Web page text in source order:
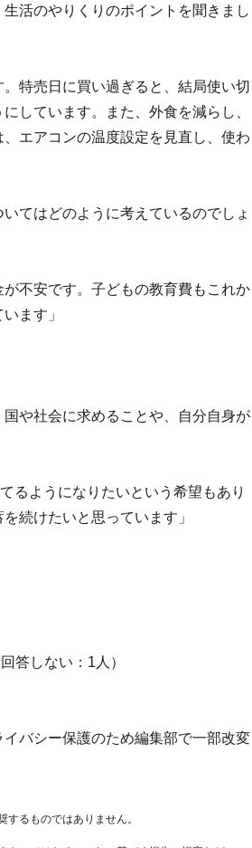
活のやりくりのポイントを聞きまし
特売日に買い過ぎると、結局使い切
しています。また、外食を減らし、
エアコンの温度設定を見直し、使わ
てはどのように考えているのでしょ
不安です。子どもの教育費もこれか
ます」
や社会に求めることや、自分自身が
るようになりたいという希望もあり
続けたいと思っています」
答しない：1人）
バシー保護のため編集部で一部改変
るものではありません。